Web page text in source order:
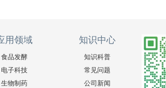
用领域
食品发酵
电子科技
生物制药
知识中心
知识科普
常见问题
公司新闻